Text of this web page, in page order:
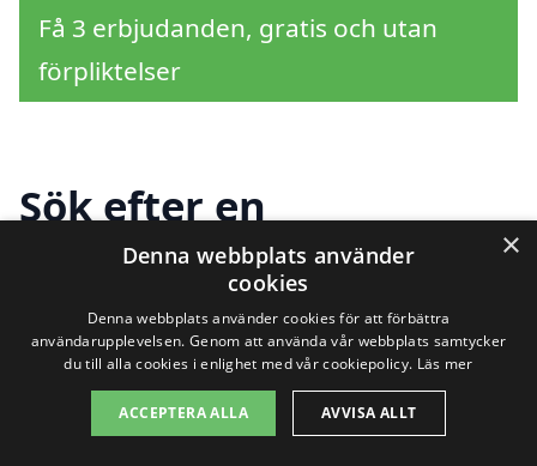
Få 3 erbjudanden, gratis och utan
förpliktelser
Sök efter en
professionell för
fönsterputsning i andra
städer nära Göteborg
×
Denna webbplats använder
cookies
Denna webbplats använder cookies för att förbättra
användarupplevelsen. Genom att använda vår webbplats samtycker
du till alla cookies i enlighet med vår cookiepolicy. Läs mer
ACCEPTERA ALLA AVVISA ALLT